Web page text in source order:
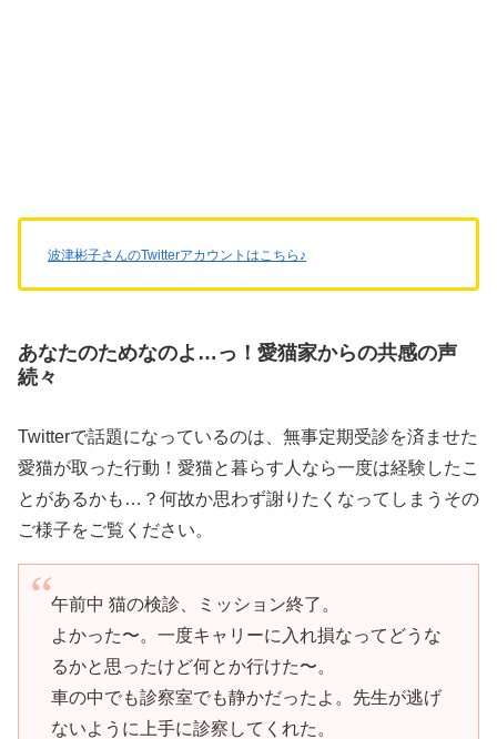
波津彬子さんのTwitterアカウントはこちら♪
あなたのためなのよ…っ！愛猫家からの共感の声
続々
Twitterで話題になっているのは、無事定期受診を済ませた
愛猫が取った行動！愛猫と暮らす人なら一度は経験したこ
とがあるかも…？何故か思わず謝りたくなってしまうその
ご様子をご覧ください。
午前中 猫の検診、ミッション終了。
よかった〜。一度キャリーに入れ損なってどうな
るかと思ったけど何とか行けた〜。
車の中でも診察室でも静かだったよ。先生が逃げ
ないように上手に診察してくれた。